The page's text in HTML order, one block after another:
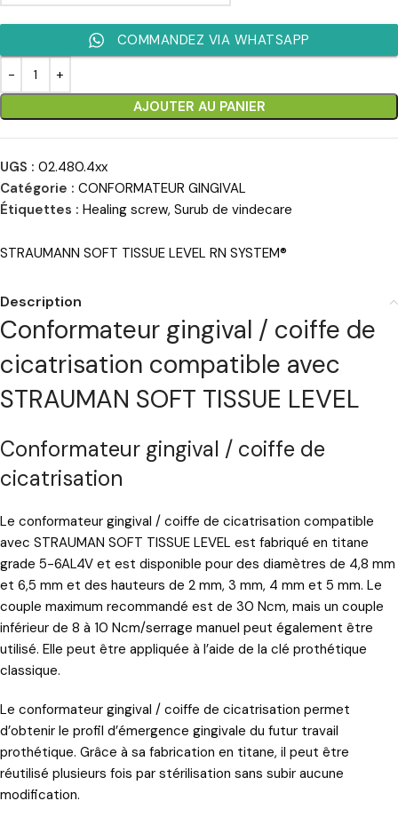
AJOUTER AU PANIER
COMMANDEZ VIA WHATSAPP
UGS : 02.480.4xx
Catégorie : CONFORMATEUR GINGIVAL
Étiquettes : Healing screw, Surub de vindecare
STRAUMANN SOFT TISSUE LEVEL RN SYSTEM®
Description
Conformateur gingival / coiffe de
cicatrisation compatible avec
STRAUMAN SOFT TISSUE LEVEL
Conformateur gingival / coiffe de
cicatrisation
Le conformateur gingival / coiffe de cicatrisation compatible
avec STRAUMAN SOFT TISSUE LEVEL est fabriqué en titane
grade 5-6AL4V et est disponible pour des diamètres de 4,8 mm
et 6,5 mm et des hauteurs de 2 mm, 3 mm, 4 mm et 5 mm. Le
couple maximum recommandé est de 30 Ncm, mais un couple
inférieur de 8 à 10 Ncm/serrage manuel peut également être
utilisé. Elle peut être appliquée à l’aide de la clé prothétique
classique.
Le conformateur gingival / coiffe de cicatrisation permet
d’obtenir le profil d’émergence gingivale du futur travail
prothétique. Grâce à sa fabrication en titane, il peut être
réutilisé plusieurs fois par stérilisation sans subir aucune
modification.